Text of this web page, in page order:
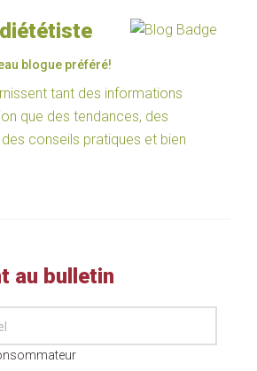
blogue préféré!
tant des informations
que des tendances, des
conseils pratiques et bien
au bulletin